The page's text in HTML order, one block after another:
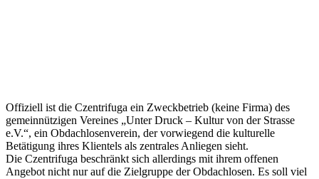
Offiziell ist die Czentrifuga ein Zweckbetrieb (keine Firma) des
gemeinnützigen Vereines „Unter Druck – Kultur von der Strasse
e.V.“, ein Obdachlosenverein, der vorwiegend die kulturelle
Betätigung ihres Klientels als zentrales Anliegen sieht.
Die Czentrifuga beschränkt sich allerdings mit ihrem offenen
Angebot nicht nur auf die Zielgruppe der Obdachlosen. Es soll viel